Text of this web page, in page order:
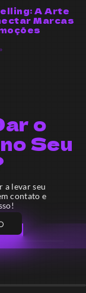
A Arte
Marcas
o
Seu
a levar seu
contato e